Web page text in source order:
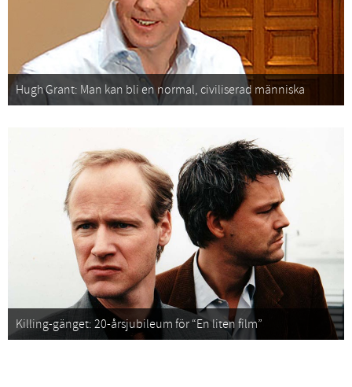
Hugh Grant: Man kan bli en normal, civiliserad människa
Killing-gänget: 20-årsjubileum för “En liten film”